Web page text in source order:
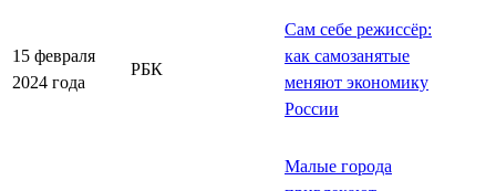
15 февраля
2024 года
РБК
Сам себе режиссёр:
как самозанятые
меняют экономику
России
Малые города